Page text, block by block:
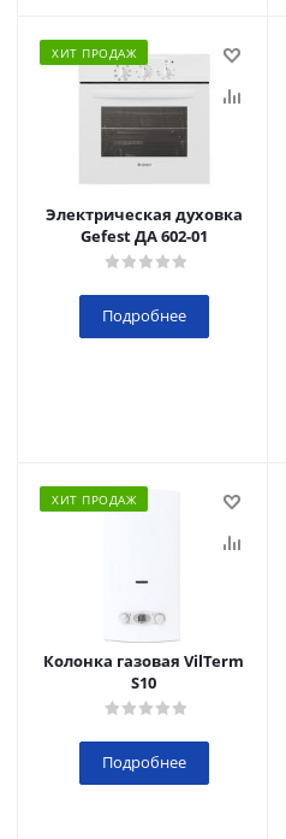
ХИТ ПРОДАЖ
Электрическая духовка
Gefest ДА 602-01
Подробнее
ХИТ ПРОДАЖ
Колонка газовая VilTerm
S10
Подробнее